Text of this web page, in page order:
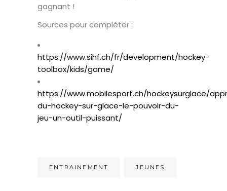
gagnant !
Sources pour compléter :
https://www.sihf.ch/fr/development/hockey-
toolbox/kids/game/
https://www.mobilesport.ch/hockeysurglace/
du-hockey-sur-glace-le-pouvoir-du-
jeu-un-outil-puissant/
ENTRAINEMENT JEUNES